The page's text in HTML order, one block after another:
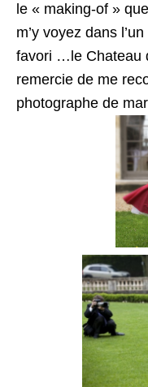
le « making-of »
m’y voyez dans
favori …le Chateau
remercie de me
photographe de